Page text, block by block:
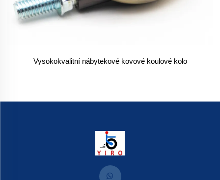
Vysokokvalitní nábytekové kovové koulové kolo